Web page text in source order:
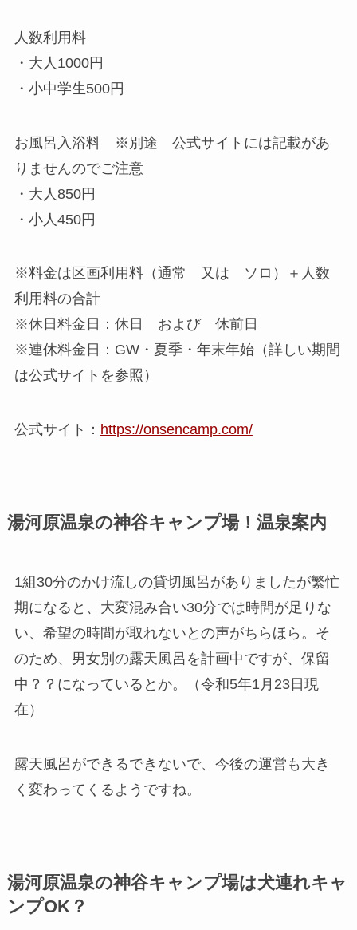
人数利用料
・大人1000円
・小中学生500円
お風呂入浴料 ※別途 公式サイトには記載があ
りませんのでご注意
・大人850円
・小人450円
※料金は区画利用料（通常 又は ソロ）＋人数
利用料の合計
※休日料金日：休日 および 休前日
※連休料金日：GW・夏季・年末年始（詳しい期間
は公式サイトを参照）
公式サイト： https://onsencamp.com/
湯河原温泉の神谷キャンプ場！温泉案内
1組30分のかけ流しの貸切風呂がありましたが繁忙
期になると、大変混み合い30分では時間が足りな
い、希望の時間が取れないとの声がちらほら。そ
のため、男女別の露天風呂を計画中ですが、保留
中？？になっているとか。（令和5年1月23日現
在）
露天風呂ができるできないで、今後の運営も大き
く変わってくるようですね。
湯河原温泉の神谷キャンプ場は犬連れキャ
ンプOK？